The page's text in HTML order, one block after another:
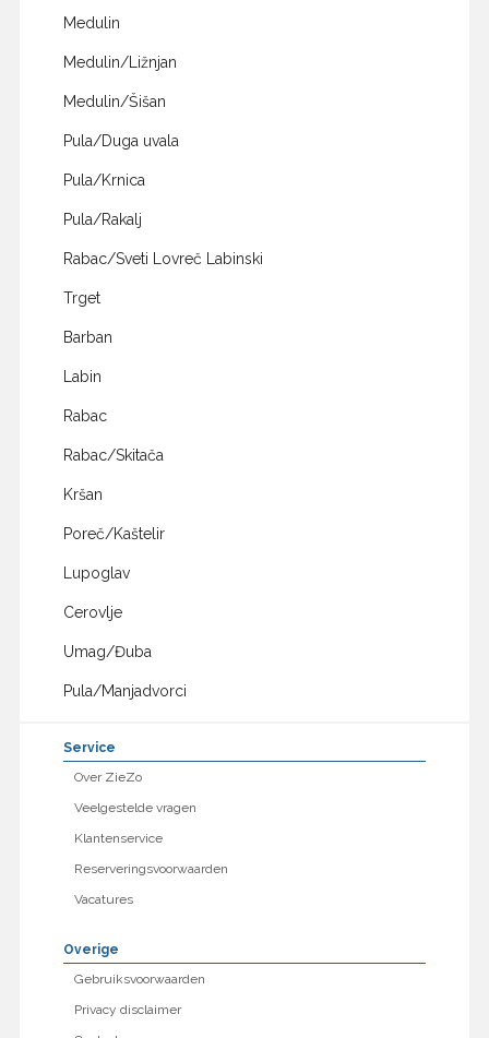
Medulin
Medulin/Ližnjan
Medulin/Šišan
Pula/Duga uvala
Pula/Krnica
Pula/Rakalj
Rabac/Sveti Lovreč Labinski
Trget
Barban
Labin
Rabac
Rabac/Skitača
Kršan
Poreč/Kaštelir
Lupoglav
Cerovlje
Umag/Đuba
Pula/Manjadvorci
Service
Over ZieZo
Veelgestelde vragen
Klantenservice
Reserveringsvoorwaarden
Vacatures
Overige
Gebruiksvoorwaarden
Privacy disclaimer